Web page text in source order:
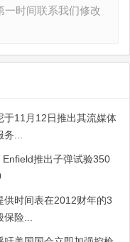
一时间联系我们修改
于11月12日推出其流媒体
...
Enfield推出子弹试验350
供时间表在2012财年的3
险...